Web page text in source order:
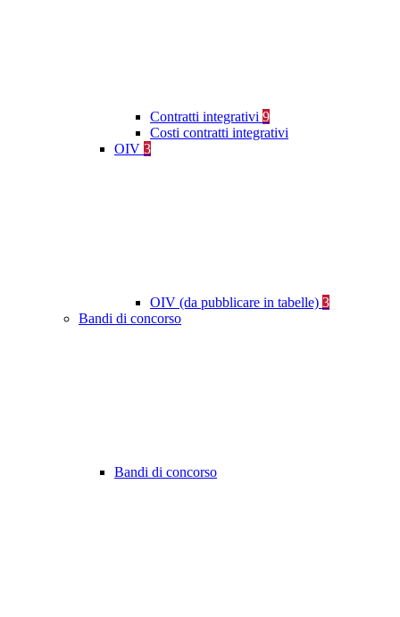
Contratti integrativi 9
Costi contratti integrativi
OIV 3
OIV (da pubblicare in tabelle) 3
Bandi di concorso
Bandi di concorso